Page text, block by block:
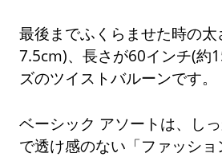
最後までふくらませた時の
7.5cm)、長さが60インチ(約
ズのツイストバルーンです。
ベーシック アソートは、し
で透け感のない「ファッシ